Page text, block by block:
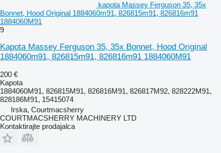
kapota Massey Ferguson 35, 35x
Bonnet, Hood Original 1884060m91, 826815m91, 826816m91
1884060M91
9
Kapota Massey Ferguson 35, 35x Bonnet, Hood Original
1884060m91, 826815m91, 826816m91 1884060M91
200 €
Kapota
1884060M91, 826815M91, 826816M91, 826817M92, 828222M91,
828186M91, 15415074
Irska, Courtmacsherry
COURTMACSHERRY MACHINERY LTD
Kontaktirajte prodajalca